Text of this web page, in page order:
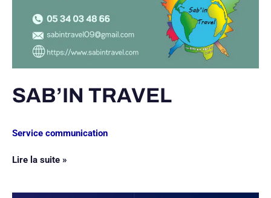
SAB’IN TRAVEL
Service communication
Lire la suite »